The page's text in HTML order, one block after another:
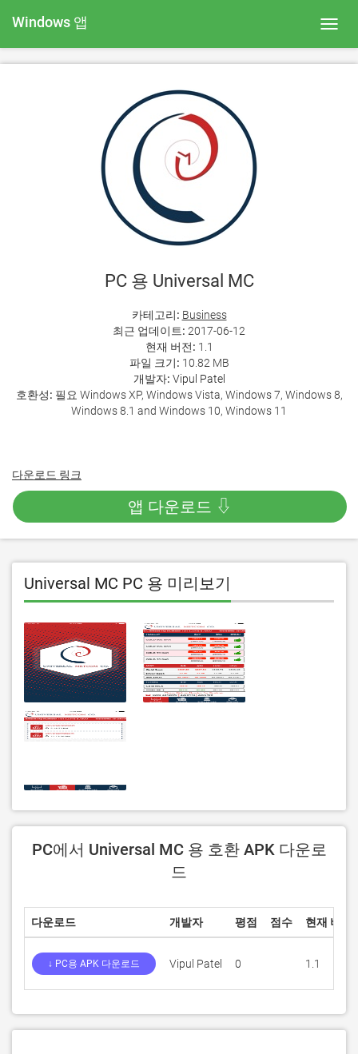
Windows 앱
PC 용 Universal MC
카테고리: Business
최근 업데이트: 2017-06-12
현재 버전: 1.1
파일 크기: 10.82 MB
개발자: Vipul Patel
호환성: 필요 Windows XP, Windows Vista, Windows 7, Windows 8,
Windows 8.1 and Windows 10, Windows 11
다운로드 링크
앱 다운로드 ⇩
Universal MC PC 용 미리보기
PC에서 Universal MC 용 호환 APK 다운로
드
다운로드 개발자 평점 점수 현재 버전
↓ PC용 APK 다운로드 Vipul Patel 0 1.1